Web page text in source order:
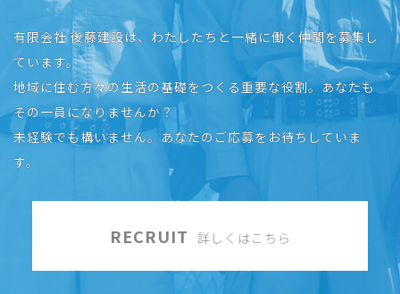
有限会社 後藤建設は、わたしたちと一緒に働く仲間を募集し
ています。
地域に住む方々の生活の基礎をつくる重要な役割。あなたも
その一員になりませんか？
未経験でも構いません。 あなたのご応募をお待ちしていま
す。
RECRUIT 詳しくはこちら